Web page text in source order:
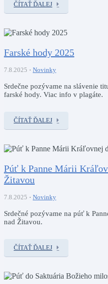
ČÍTAŤ ĎALEJ
Farské hody 2025
7.8.2025 Novinky
Srdečne pozývame na slávenie
farské hody. Viac info v plagáte.
ČÍTAŤ ĎALEJ
Púť k Panne Márii
Žitavou
7.8.2025 Novinky
Srdečné pozývame na púť k
nad Žitavou.
ČÍTAŤ ĎALEJ